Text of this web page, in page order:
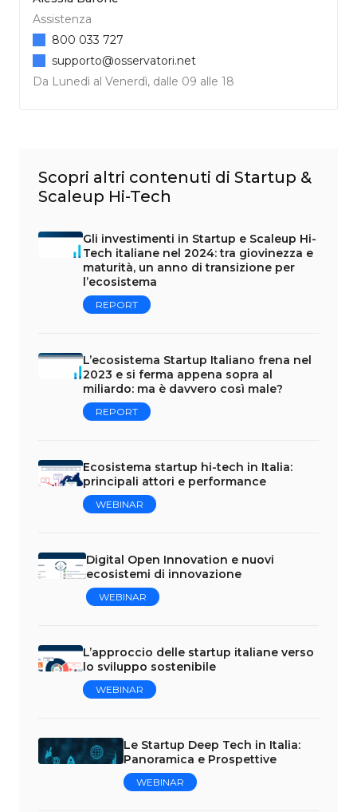
Assistenza
Da Lunedì al Venerdì, dalle 09 alle 18
800 033 727
supporto@osservatori.net
Scopri altri contenuti di Startup &
Scaleup Hi-Tech
Gli investimenti in Startup e Scaleup Hi-
Tech italiane nel 2024: tra giovinezza e
maturità, un anno di transizione per
l’ecosistema
REPORT
L’ecosistema Startup Italiano frena nel
2023 e si ferma appena sopra al
miliardo: ma è davvero così male?
REPORT
Ecosistema startup hi-tech in Italia:
principali attori e performance
WEBINAR
Digital Open Innovation e nuovi
ecosistemi di innovazione
WEBINAR
L’approccio delle startup italiane verso
lo sviluppo sostenibile
WEBINAR
Le Startup Deep Tech in Italia:
Panoramica e Prospettive
WEBINAR